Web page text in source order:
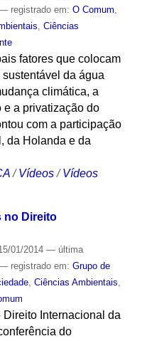
registrado em: O Comum
Ciências
fatores que colocam
da água
climática, a
e a privatização do
com a participação
da Holanda e da
/Vídeos /Vídeos
no Direito
01/2014 — última
registrado em: Grupo de
, Ciências Ambientais,
Internacional da
do